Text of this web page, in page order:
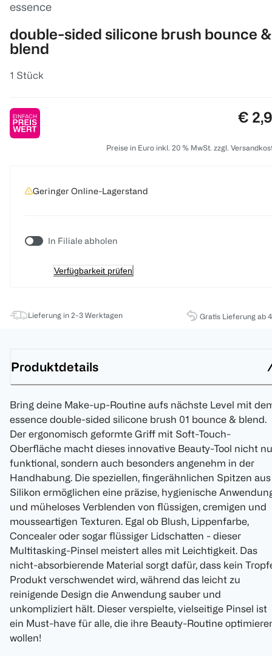
essence
double-sided silicone brush bounce &
blend
1 Stück
€
Preise in Euro inkl. 20 % MwSt. zzgl.
Geringer Online-Lagerstand
In Filiale abholen
Verfügbarkeit prüfen
Lieferung in 2-3 Werktagen Gratis Lieferung ab
Produktdetails
Bring deine Make-up-Routine aufs nächste Level mit
essence double-sided silicone brush 01 bounce & blend.
Der ergonomisch geformte Griff mit Soft-Touch-
Oberfläche macht dieses innovative Beauty-Tool nicht
funktional, sondern auch besonders angenehm in der
Handhabung. Die speziellen, fingerähnlichen Spitzen aus
Silikon ermöglichen eine präzise, hygienische
und müheloses Verblenden von flüssigen, cremigen und
mousseartigen Texturen. Egal ob Blush, Lippenfarbe,
Concealer oder sogar flüssiger Lidschatten - dieser
Multitasking-Pinsel meistert alles mit Leichtigkeit. Das
nicht-absorbierende Material sorgt dafür, dass kein
Produkt verschwendet wird, während das leicht zu
reinigende Design die Anwendung sauber und
unkompliziert hält. Dieser verspielte, vielseitige Pinsel ist
ein Must-have für alle, die ihre Beauty-Routine
wollen!